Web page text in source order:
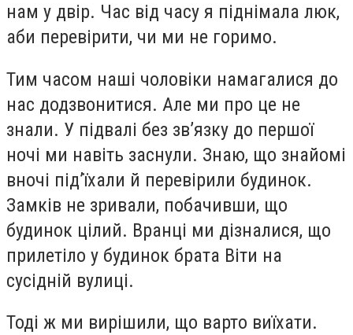
нам у двір. Час від часу я піднімала люк,
аби перевірити, чи ми не горимо.
Тим часом наші чоловіки намагалися до
нас додзвонитися. Але ми про це не
знали. У підвалі без зв’язку до першої
ночі ми навіть заснули. Знаю, що знайомі
вночі під’їхали й перевірили будинок.
Замків не зривали, побачивши, що
будинок цілий. Вранці ми дізналися, що
прилетіло у будинок брата Віти на
сусідній вулиці.
Тоді ж ми вирішили, що варто виїхати.